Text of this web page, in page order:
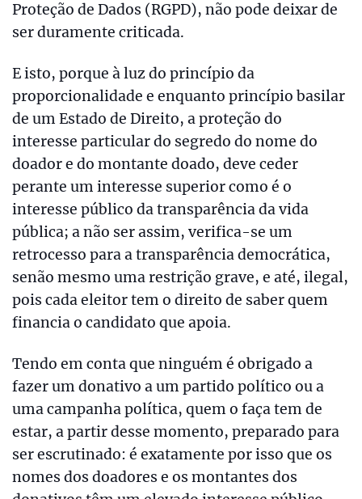
Proteção de Dados (RGPD), não pode deixar de
ser duramente criticada.
E isto, porque à luz do princípio da
proporcionalidade e enquanto princípio basilar
de um Estado de Direito, a proteção do
interesse particular do segredo do nome do
doador e do montante doado, deve ceder
perante um interesse superior como é o
interesse público da transparência da vida
pública; a não ser assim, verifica-se um
retrocesso para a transparência democrática,
senão mesmo uma restrição grave, e até, ilegal,
pois cada eleitor tem o direito de saber quem
financia o candidato que apoia.
Tendo em conta que ninguém é obrigado a
fazer um donativo a um partido político ou a
uma campanha política, quem o faça tem de
estar, a partir desse momento, preparado para
ser escrutinado: é exatamente por isso que os
nomes dos doadores e os montantes dos